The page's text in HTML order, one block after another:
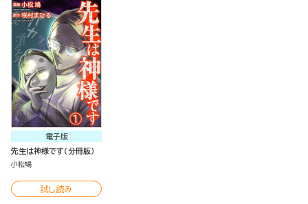
電子版
先生は神様です（分冊版）
小松鳩
試し読み